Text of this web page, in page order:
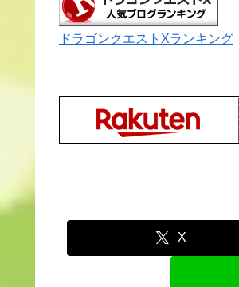
ドラゴンクエストXランキング
X